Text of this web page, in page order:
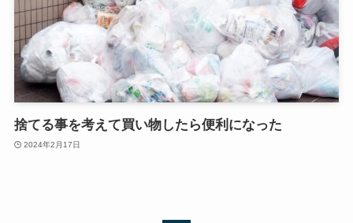
捨てる事を考えて買い物したら便利になった
2024年2月17日